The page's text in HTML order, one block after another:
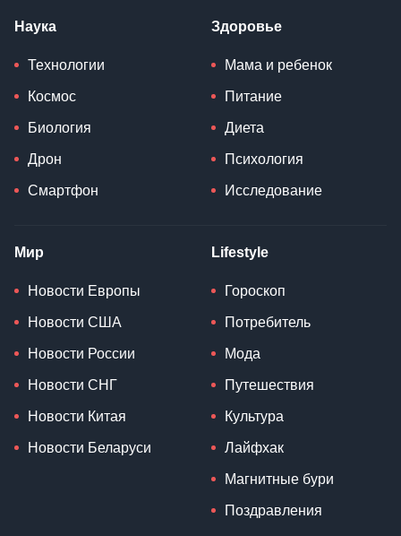
Наука
Технологии
Космос
Биология
Дрон
Смартфон
Здоровье
Мама и ребенок
Питание
Диета
Психология
Исследование
Мир
Новости Европы
Новости США
Новости России
Новости СНГ
Новости Китая
Новости Беларуси
Lifestyle
Гороскоп
Потребитель
Мода
Путешествия
Культура
Лайфхак
Магнитные бури
Поздравления